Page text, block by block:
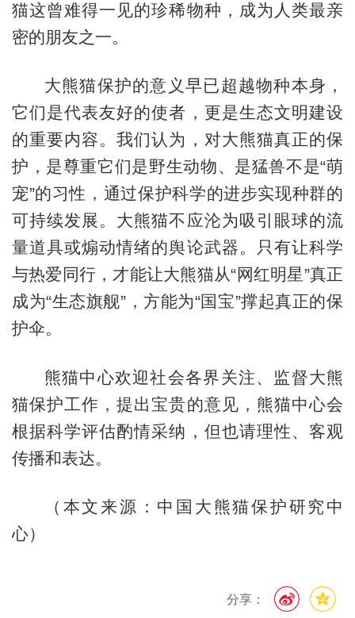
猫这曾难得一见的珍稀物种，成为人类最亲
密的朋友之一。
大熊猫保护的意义早已超越物种本身，
它们是代表友好的使者，更是生态文明建设
的重要内容。我们认为，对大熊猫真正的保
护，是尊重它们是野生动物、是猛兽不是“萌
宠”的习性，通过保护科学的进步实现种群的
可持续发展。大熊猫不应沦为吸引眼球的流
量道具或煽动情绪的舆论武器。只有让科学
与热爱同行，才能让大熊猫从“网红明星”真正
成为“生态旗舰”，方能为“国宝”撑起真正的保
护伞。
熊猫中心欢迎社会各界关注、监督大熊
猫保护工作，提出宝贵的意见，熊猫中心会
根据科学评估酌情采纳，但也请理性、客观
传播和表达。
（本文来源：中国大熊猫保护研究中
心）
分享：